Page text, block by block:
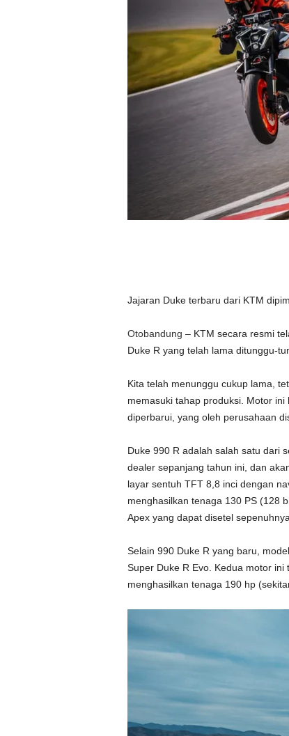
Jajaran Duke terbaru dari KTM
Otobandung – KTM secara resmi
Duke R yang telah lama ditunggu-
Kita telah menunggu cukup lama,
memasuki tahap produksi. Motor
diperbarui, yang oleh perusahaan
Duke 990 R adalah salah satu dari
dealer sepanjang tahun ini, dan
layar sentuh TFT 8,8 inci dengan
menghasilkan tenaga 130 PS (128
Apex yang dapat disetel
Selain 990 Duke R yang baru,
Super Duke R Evo. Kedua motor
menghasilkan tenaga 190 hp